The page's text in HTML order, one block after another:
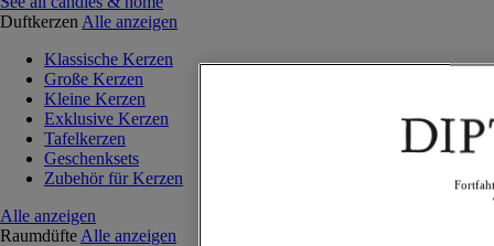
Duftkerzen Alle anzeigen
Klassische Kerzen
Große Kerzen
Kleine Kerzen
Exklusive Kerzen
Tafelkerzen
Geschenksets
Zubehör für Kerzen
Alle anzeigen
Raumdüfte Alle anzeigen